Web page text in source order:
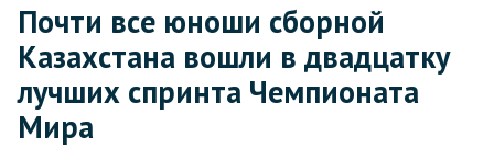
Почти все юноши сборной
Казахстана вошли в двадцатку
лучших спринта Чемпионата
Мира